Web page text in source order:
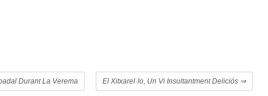
Durant La Verema El Xitxarel·lo, Un Vi Insultantment Deliciós ⇒